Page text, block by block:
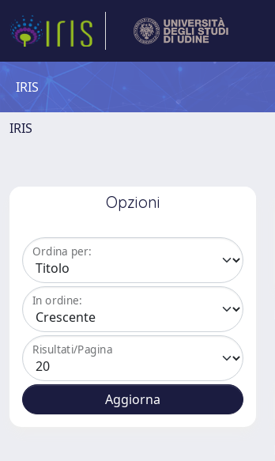
IRIS
IRIS
Opzioni
Ordina per:
In ordine:
Risultati/Pagina